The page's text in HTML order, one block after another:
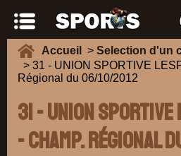
Accueil > Selection d'un
> 31 - UNION SPORTIVE
Régional du 06/10/2012
31 - UNION
- Champ. Régional